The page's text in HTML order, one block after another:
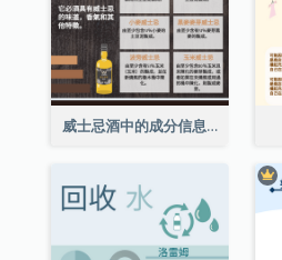
威士忌酒中的成分信息圖表